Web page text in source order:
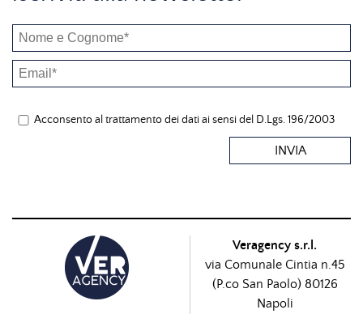
Acconsento al trattamento dei dati ai sensi del D.Lgs. 196/2003
INVIA
Veragency s.r.l.
via Comunale Cintia n.45
(P.co San Paolo) 80126
Napoli